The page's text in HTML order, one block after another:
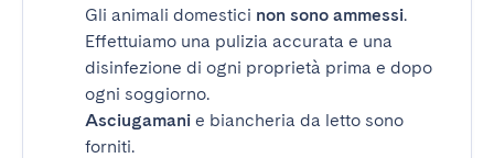
Gli animali domestici non sono ammessi.
Effettuiamo una pulizia accurata e una
disinfezione di ogni proprietà prima e dopo
ogni soggiorno.
Asciugamani e biancheria da letto sono
forniti.